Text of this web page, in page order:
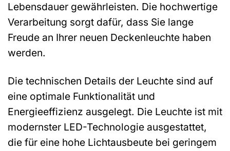
Lebensdauer gewährleisten. Die hochwertige
Verarbeitung sorgt dafür, dass Sie lange
Freude an Ihrer neuen Deckenleuchte haben
werden.
Die technischen Details der Leuchte sind auf
eine optimale Funktionalität und
Energieeffizienz ausgelegt. Die Leuchte ist mit
modernster LED-Technologie ausgestattet,
die für eine hohe Lichtausbeute bei geringem